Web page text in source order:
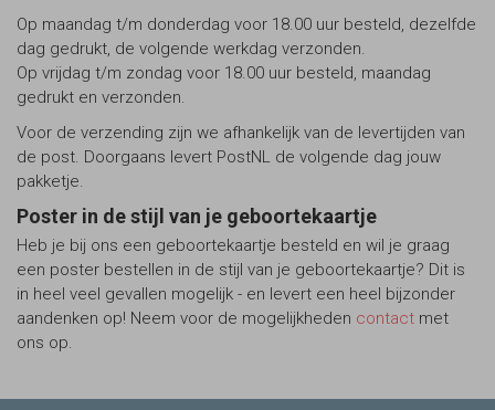
Op maandag t/m donderdag voor 18.00 uur besteld, dezelfde
dag gedrukt, de volgende werkdag verzonden.
Op vrijdag t/m zondag voor 18.00 uur besteld, maandag
gedrukt en verzonden.
Voor de verzending zijn we afhankelijk van de levertijden van
de post. Doorgaans levert PostNL de volgende dag jouw
pakketje.
Poster in de stijl van je geboortekaartje
Heb je bij ons een geboortekaartje besteld en wil je graag
een poster bestellen in de stijl van je geboortekaartje? Dit is
in heel veel gevallen mogelijk - en levert een heel bijzonder
aandenken op! Neem voor de mogelijkheden contact met
ons op.